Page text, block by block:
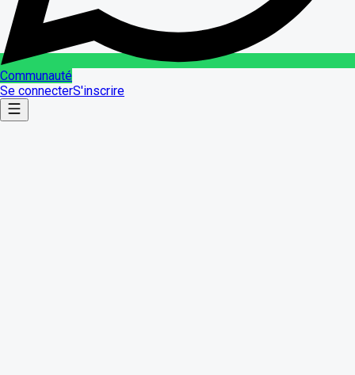
Communauté
Se connecterS'inscrire